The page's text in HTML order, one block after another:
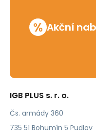
% Akční
IGB PLUS s. r. o.
Čs. armády 360
735 51 Bohumín 5 Pudlov